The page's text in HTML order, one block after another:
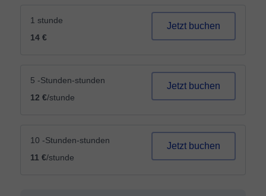
1 stunde
14 €
Jetzt buchen
5 -Stunden-stunden
12 €/stunde
Jetzt buchen
10 -Stunden-stunden
11 €/stunde
Jetzt buchen